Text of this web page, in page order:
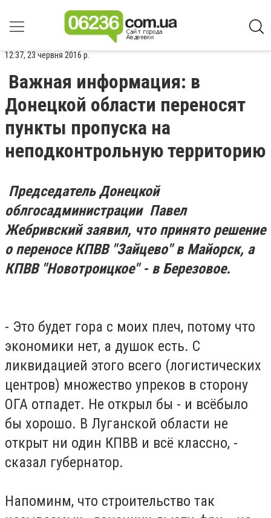
12:37, 23 червня 2016 р.
Важная информация: в
Донецкой области переносят
пункты пропуска на
неподконтрольную территорию
Председатель Донецкой
облгосадминистрации Павел
Жебривский заявил, что принято решение
о переносе КПВВ "Зайцево" в Майорск, а
КПВВ "Новотроицкое" - в Березовое.
- Это будет гора с моих плеч, потому что
экономики нет, а душок есть. С
ликвидацией этого всего (логистических
центров) множество упреков в сторону
ОГА отпадет. Не открыл бы - и всёбыло
бы хорошо. В Луганской области не
открыт ни один КПВВ и всё классно, -
сказал губернатор.
Напоминм, что строительство так